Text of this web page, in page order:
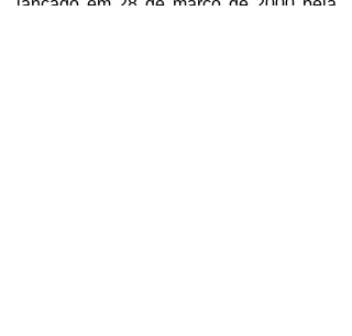
lançado em 28 de março de 2000 pela